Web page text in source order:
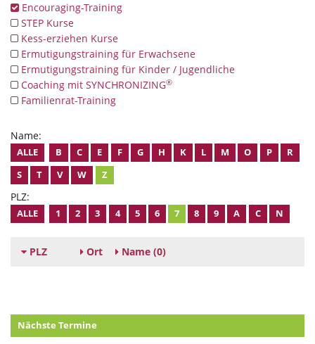
Encouraging-Training
STEP Kurse
Kess-erziehen Kurse
Ermutigungstraining für Erwachsene
Ermutigungstraining für Kinder / Jugendliche
Coaching mit SYNCHRONIZING®
Familienrat-Training
Name:
ALLE B C E F G H K L M O P
R
S
T V W Z
PLZ:
ALLE 1 2 3 4 5 6 7 8 9 A C N
PLZ Ort Name (0)
Nächste Termine